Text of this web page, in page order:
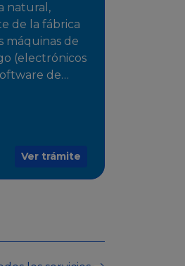
natural,
de la fábrica
máquinas de
(electrónicos
de
Ver trámite